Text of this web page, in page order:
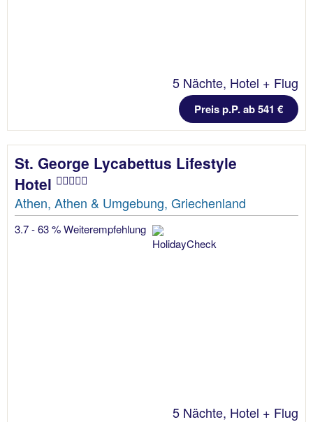
5 Nächte, Hotel + Flug
Preis p.P. ab 541 €
St. George Lycabettus Lifestyle
Hotel
Athen, Athen & Umgebung, Griechenland
3.7 - 63 % Weiterempfehlung
5 Nächte, Hotel + Flug